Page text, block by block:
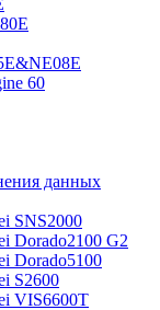
60
данных
SNS2000
Dorado2100 G2
Dorado5100
S2600
VIS6600T